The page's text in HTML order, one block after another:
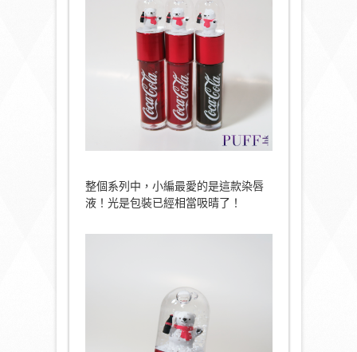
整個系列中，小編最愛的是這款染唇
液！光是包裝已經相當吸晴了！